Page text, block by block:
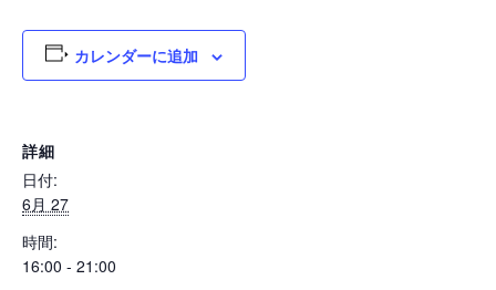
カレンダーに追加
詳細
日付:
6月 27
時間:
16:00 - 21:00